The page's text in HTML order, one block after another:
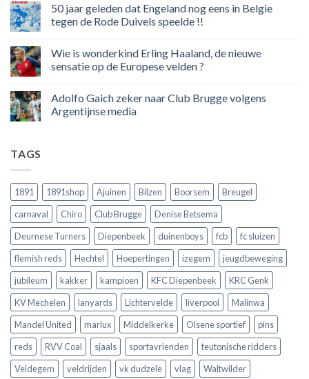
media
in
Premier
op
Ronaldo
eerste
meer
100
zijn
land
scoort
50 jaar geleden dat Engeland nog eens in Belgie
tegen de Rode Duivels speelde !!
op
jaar
Engeland
nog
eens
!!
Wie is wonderkind Erling Haaland, de nieuwe
sensatie op de Europese velden ?
op
Wie
is
de
Europese
velden
Adolfo Gaich zeker naar Club Brugge volgens
Argentijnse media
Club
Brugge
volgens
Argentijnse
media
TAGS
1891 1891shop Ajuinen Bilzen Boorsem
Breugel
carnaval
Chiro Club Brugge
Denise Betsema
Deurnese Turners
Diepenbeek duinenboys fcb
fc sluizen
flemish reds
Hechtel Hoepertingen izegem
jeugdbeweging
jubileum
kakker kampioen KFC Diepenbeek
KRC Genk
KV Mechelen
lanyards Lichtervelde liverpool
Malinwa
Mandel United
marlux Middelkerke Olsene sportief
pins
reds
RVV Coal sjaals sportavrienden
teutonische ridders
Veldegem
veldrijden vk dudzele vlag Waltwilder